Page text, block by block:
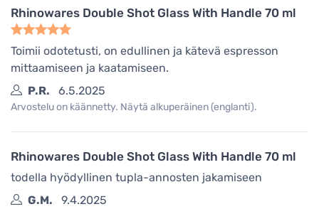
Rhinowares Double Shot Glass With Handle 70 ml
Toimii odotetusti, on edullinen ja kätevä espresson
mittaamiseen ja kaatamiseen.
P.R.
6.5.2025
Arvostelu on käännetty. Näytä alkuperäinen (englanti).
Rhinowares Double Shot Glass With Handle 70 ml
todella hyödyllinen tupla-annosten jakamiseen
G.M.
9.4.2025